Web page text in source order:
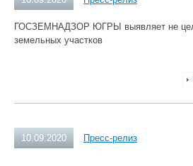
ГОСЗЕМНАДЗОР ЮГРЫ выявляет не
земельных участков
10.09.2020 Пресс-релиз